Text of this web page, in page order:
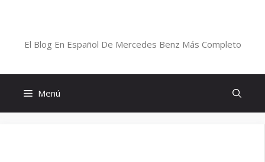
El Blog En Español De Mercedes Benz Más Completo
Menú